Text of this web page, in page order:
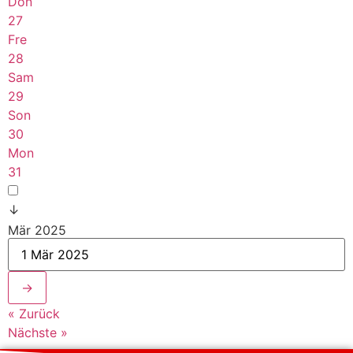
27
Fre
28
Sam
29
Son
30
Mon
31
↓
Mär 2025
→
« Zurück
Nächste »